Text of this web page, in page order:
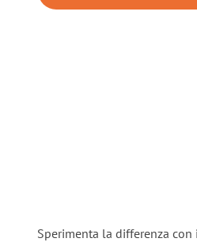
Sperimenta la differenza